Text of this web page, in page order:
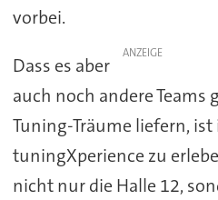
vorbei.
ANZEIGE
Dass es aber
auch noch andere Teams
Tuning-Träume liefern, ist
tuningXperience zu
nicht nur die Halle 12,